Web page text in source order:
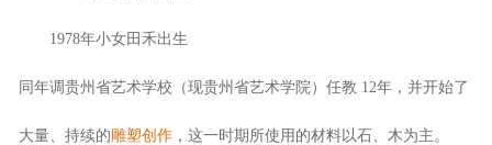
1978年小女田禾出生
同年调贵州省艺术学校（现贵州省艺术学院）任教 12年，并开始了
大量、持续的雕塑创作，这一时期所使用的材料以石、木为主。